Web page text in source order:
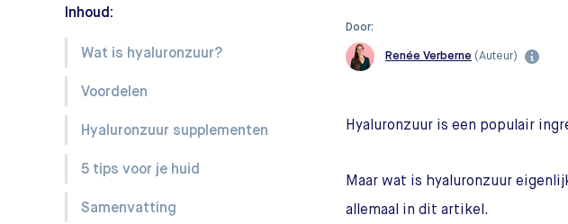
Inhoud:
Wat is hyaluronzuur?
Voordelen
Hyaluronzuur supplementen
5 tips voor je huid
Samenvatting
Door:
Renée Verberne (Auteur)
Hyaluronzuur is een populair
Maar wat is hyaluronzuur
allemaal in dit artikel.